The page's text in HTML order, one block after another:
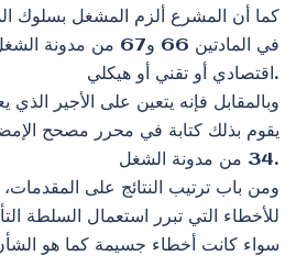
كما أن المشرع ألزم المشغل بسلوك
في المادتين 66 و67
اقتصادي أو تقني أو هيكلي.
وبالمقابل فإنه يتعين على الأجير الذي
يقوم بذلك كتابة في محرر مصحح
34 من مدونة الشغل.
ومن باب ترتيب النتائج على
للأخطاء التي تبرر استعمال السلطة